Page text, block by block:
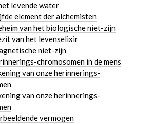
levende water
element der alchemisten
van het biologische niet-zijn
van het levenselixir
niet-zijn
chromosomen in de mens
van onze herinnerings-
van onze herinnerings-
vermogen